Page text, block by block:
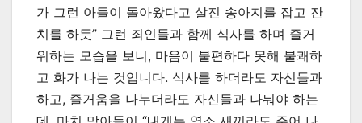
가 그런 아들이 돌아왔다고 살진 송아지를 잡고 잔
치를 하듯” 그런 죄인들과 함께 식사를 하며 즐거
워하는 모습을 보니, 마음이 불편하다 못해 불쾌하
고 화가 나는 것입니다. 식사를 하더라도 자신들과
하고, 즐거움을 나누더라도 자신들과 나눠야 하는